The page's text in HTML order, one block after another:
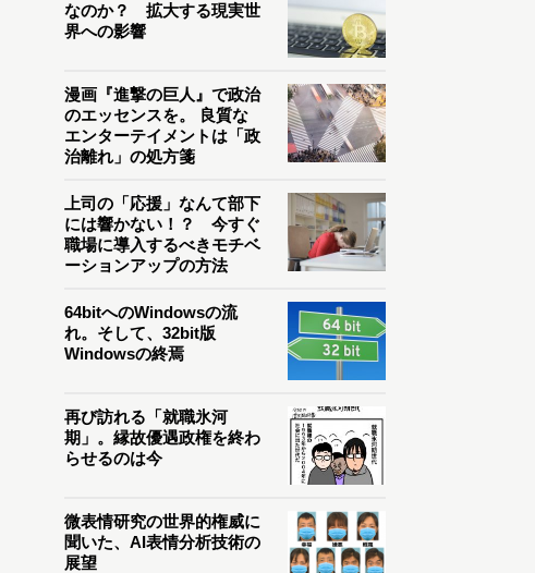
なのか？ 拡大する現実世
界への影響
漫画『進撃の巨人』で政治
のエッセンスを。 良質な
エンターテイメントは「政
治離れ」の処方箋
上司の「応援」なんて部下
には響かない！？ 今すぐ
職場に導入するべきモチベ
ーションアップの方法
64bitへのWindowsの流
れ。そして、32bit版
Windowsの終焉
再び訪れる「就職氷河
期」。縁故優遇政権を終わ
らせるのは今
微表情研究の世界的権威に
聞いた、AI表情分析技術の
展望